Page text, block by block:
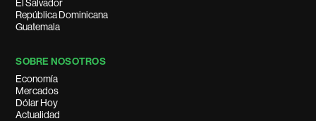
El Salvador
República Dominicana
Guatemala
SOBRE NOSOTROS
Economía
Mercados
Dólar Hoy
Actualidad